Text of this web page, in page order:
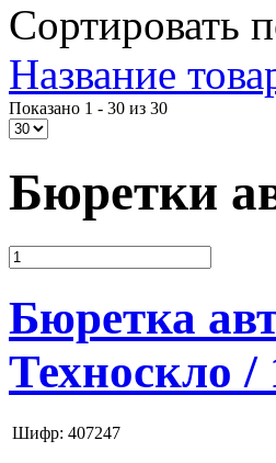
Сортировать
Название
Показано 1 - 30 из 30
Бюретки
Бюретка
Техноскло /
Шифр: 407247